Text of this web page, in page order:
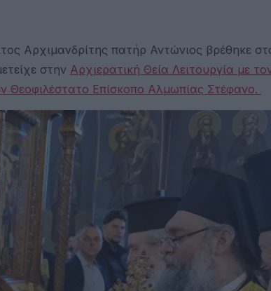
Αρχιμανδρίτης πατήρ Αντώνιος βρέθηκε
στην Αρχιερατική Θεία Λειτουργία με
Θεοφιλέστατο Επίσκοπο Αλμωπίας Στέφανο.